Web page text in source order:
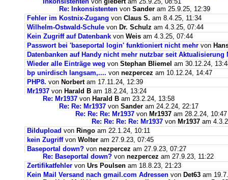
Re: Inkonsistenten von Sander am 25.9.25, 12:39
Fehler im Kostnix-Zugang von Claus S. am 8.4.25, 11:34
Wilhelm-Ostwald-Schule von Dr. Schulz am 4.3.25, 07:44
Kein Zugriff auf Datenbank von Weis am 4.3.25, 07:44
Passwort bei 'baseportal login' funktioniert nicht mehr von
Datenbanken auf Handy nicht mehr nutzbar seit Aktualisierung
Wieder alle Einträge weg von Stephan Bliemel am 30.12.24,
bp unirdisch langsam,.... von nezpercez am 10.12.24, 14:47
PHP8. von Norbertam 17.11.24, 12:39
Mr1937 von Harald B am 18.2.24, 13:24
Re: Mr1937 von Harald B am 23.2.24, 13:58
Re: Re: Mr1937 von Sander am 24.2.24, 22:17
Re: Re: Re: Mr1937 von Mr1937 am 28.2.24, 10:47
Re: Re: Re: Re: Mr1937 von Mr1937 am
Bildupload von Ringo am 22.1.24, 10:11
kein Zugriffvon Wolter am 27.9.23, 07:45
Baseportal down? von nezpercez am 27.9.23, 07:27
Re: Baseportal down? von nezpercez am 27.9.23, 11:22
Zertifikatfehler von Urs Poulsen am 18.8.23, 21:23
Kein Mail Versand nach gmail.com Adressen von Det63 am